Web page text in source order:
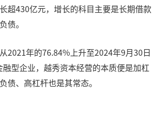
超430亿元，增长的科目主要是长期借款
债。
2021年的76.84%上升至2024年9月30日
型企业，越秀资本经营的本质便是加杠
债、高杠杆也是其常态。